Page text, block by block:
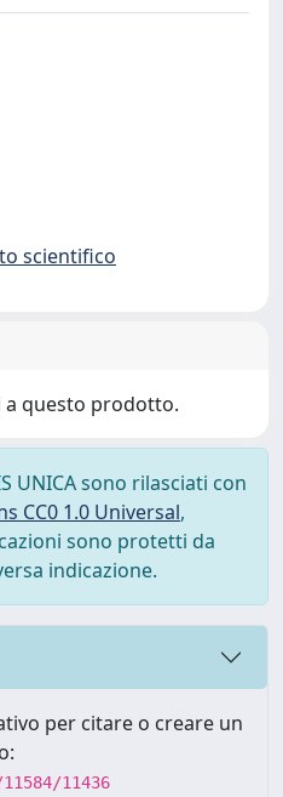
scientifico
a questo prodotto.
UNICA sono rilasciati con
CC0 1.0 Universal,
sono protetti da
indicazione.
per citare o creare un
11436